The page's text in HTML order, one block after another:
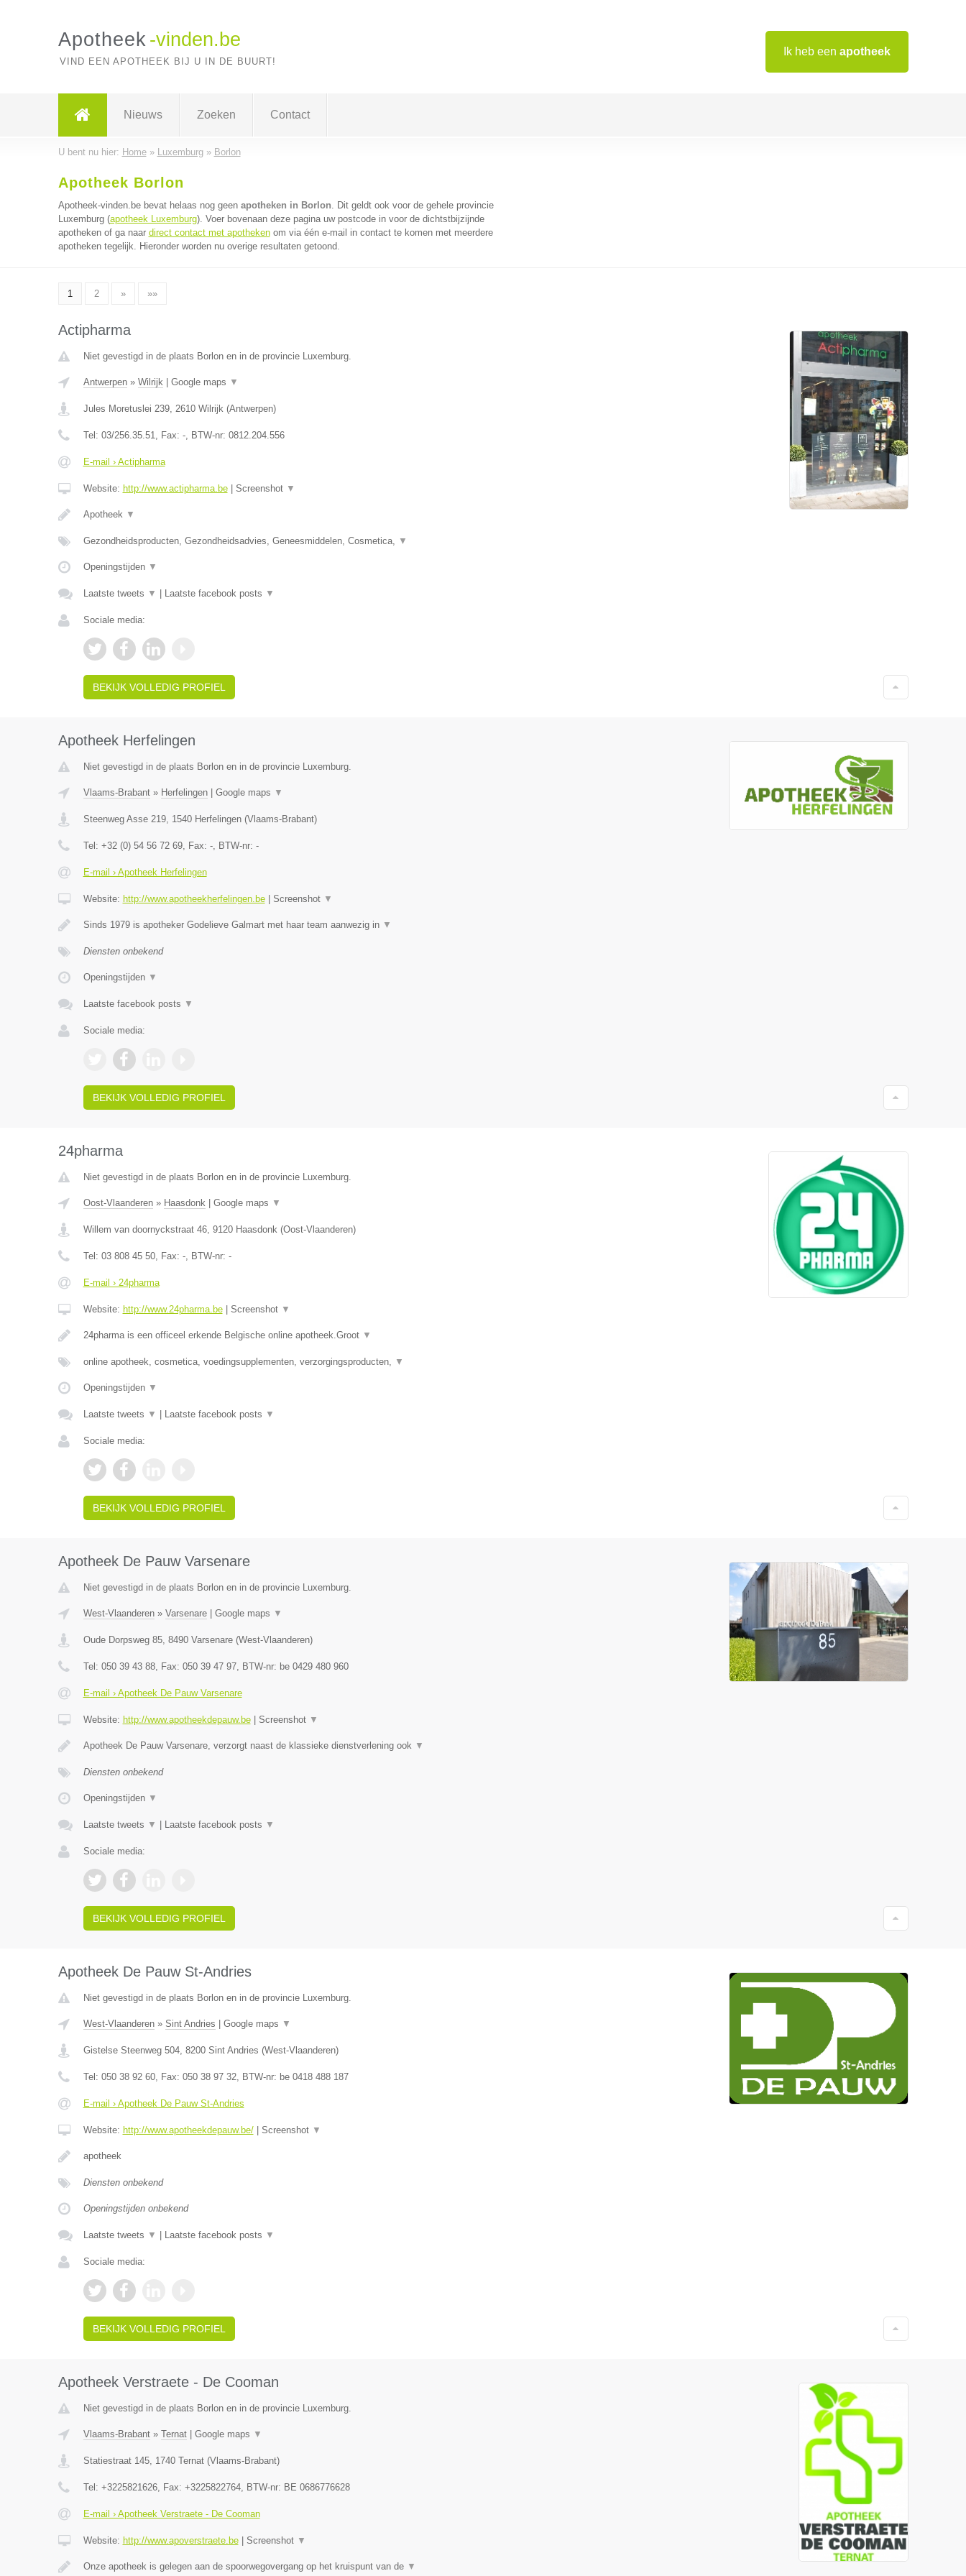
Ik heb een apotheek
Apotheek -vinden.be
VIND EEN APOTHEEK BIJ U IN DE BUURT!
Nieuws Zoeken Contact
U bent nu hier: Home» Luxemburg» Borlon
Apotheek Borlon
Apotheek-vinden.be bevat helaas nog geen apotheken in Borlon. Dit geldt ook voor de gehele provincie
Luxemburg (apotheek Luxemburg). Voer bovenaan deze pagina uw postcode in voor de dichtstbijzijnde
apotheken of ga naar direct contact met apothekenom via één e-mail in contact te komen met meerdere
apotheken tegelijk. Hieronder worden nu overige resultaten getoond.
1 2 » »»
Actipharma
Niet gevestigd in de plaats Borlon en in de provincie Luxemburg.
Antwerpen» Wilrijk| Google maps ▼
Jules Moretuslei 239, 2610 Wilrijk(Antwerpen)
Tel: 03/256.35.51, Fax: -, BTW-nr: 0812.204.556
E-mail › Actipharma
Website: http://www.actipharma.be| Screenshot ▼
Apotheek ▼
Gezondheidsproducten, Gezondheidsadvies, Geneesmiddelen, Cosmetica, ▼
Openingstijden ▼
Laatste tweets ▼ Laatste facebook posts ▼
Sociale media:
BEKIJK VOLLEDIG PROFIEL
Apotheek Herfelingen
Niet gevestigd in de plaats Borlon en in de provincie Luxemburg.
Vlaams-Brabant» Herfelingen| Google maps ▼
Steenweg Asse 219, 1540 Herfelingen(Vlaams-Brabant)
Tel: +32 (0) 54 56 72 69, Fax: -, BTW-nr: -
E-mail › Apotheek Herfelingen
Website: http://www.apotheekherfelingen.be| Screenshot ▼
Sinds 1979 is apotheker Godelieve Galmart met haar team aanwezig in ▼
Diensten onbekend
Openingstijden ▼
Laatste facebook posts ▼
Sociale media:
BEKIJK VOLLEDIG PROFIEL
24pharma
Niet gevestigd in de plaats Borlon en in de provincie Luxemburg.
Oost-Vlaanderen» Haasdonk| Google maps ▼
Willem van doornyckstraat 46, 9120 Haasdonk(Oost-Vlaanderen)
Tel: 03 808 45 50, Fax: -, BTW-nr: -
E-mail › 24pharma
Website: http://www.24pharma.be| Screenshot ▼
24pharma is een officeel erkende Belgische online apotheek.Groot ▼
online apotheek, cosmetica, voedingsupplementen, verzorgingsproducten, ▼
Openingstijden ▼
Laatste tweets ▼ Laatste facebook posts ▼
Sociale media:
BEKIJK VOLLEDIG PROFIEL
Apotheek De Pauw Varsenare
Niet gevestigd in de plaats Borlon en in de provincie Luxemburg.
West-Vlaanderen» Varsenare| Google maps ▼
Oude Dorpsweg 85, 8490 Varsenare(West-Vlaanderen)
Tel: 050 39 43 88, Fax: 050 39 47 97, BTW-nr: be 0429 480 960
E-mail › Apotheek De Pauw Varsenare
Website: http://www.apotheekdepauw.be| Screenshot ▼
Apotheek De Pauw Varsenare, verzorgt naast de klassieke dienstverlening ook ▼
Diensten onbekend
Openingstijden ▼
Laatste tweets ▼ Laatste facebook posts ▼
Sociale media:
BEKIJK VOLLEDIG PROFIEL
Apotheek De Pauw St-Andries
Niet gevestigd in de plaats Borlon en in de provincie Luxemburg.
West-Vlaanderen» Sint Andries Google maps ▼
Gistelse Steenweg 504, 8200 Sint Andries (West-Vlaanderen)
Tel: 050 38 92 60, Fax: 050 38 97 32, BTW-nr: be 0418 488 187
E-mail › Apotheek De Pauw St-Andries
Website: http://www.apotheekdepauw.be/| Screenshot ▼
apotheek
Diensten onbekend
Openingstijden onbekend
Laatste tweets ▼ Laatste facebook posts ▼
Sociale media:
BEKIJK VOLLEDIG PROFIEL
Apotheek Verstraete - De Cooman
Niet gevestigd in de plaats Borlon en in de provincie Luxemburg.
Vlaams-Brabant» Ternat| Google maps ▼
Statiestraat 145, 1740 Ternat(Vlaams-Brabant)
Tel: +3225821626, Fax: +3225822764, BTW-nr: BE 0686776628
E-mail › Apotheek Verstraete - De Cooman
Website: http://www.apoverstraete.be| Screenshot ▼
Onze apotheek is gelegen aan de spoorwegovergang op het kruispunt van de ▼